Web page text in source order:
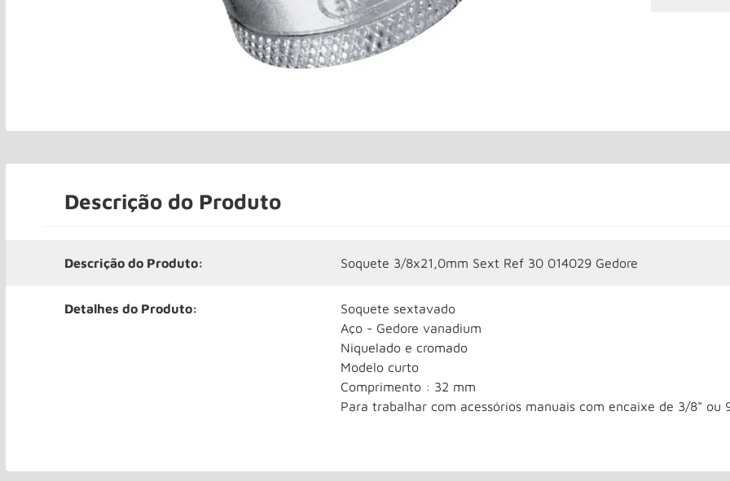
Descrição do Produto
Descrição do Produto: Soquete 3/8x21,0mm Sext Ref 30 014029 Gedore
Detalhes do Produto:
Soquete sextavado
Aço - Gedore vanadium
Niquelado e cromado
Modelo curto
Comprimento : 32 mm
Para trabalhar com acessórios manuais com encaixe de 3/8" ou